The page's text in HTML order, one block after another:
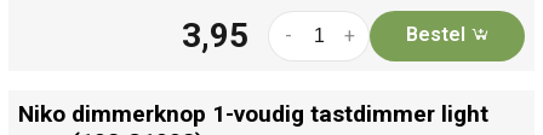
3,95 +
- Bestel
Niko dimmerknop 1-voudig tastdimmer light